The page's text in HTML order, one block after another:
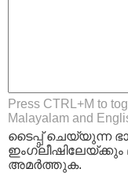
Press CTRL+M to
Malayalam and
ടൈപ്പ്‌ ചെയ്യുന്ന
ഇംഗ്ലീഷിലേയ്ക്കും
അമര്‍ത്തുക.